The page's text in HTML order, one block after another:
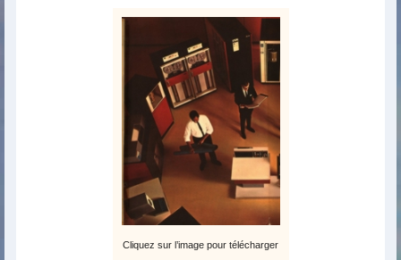
Cliquez sur l’image pour télécharger